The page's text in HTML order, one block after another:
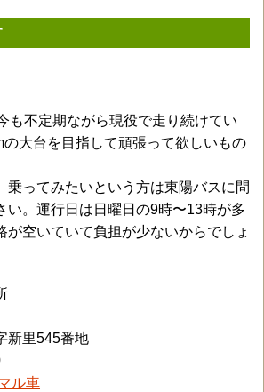
も不定期ながら現役で走り続けてい
の大台を目指して頑張って欲しいもの
乗ってみたいという方は東陽バスに問
い。運行日は日曜日の9時〜13時が多
が空いていて負担が少ないからでしょ
新里545番地
ル車